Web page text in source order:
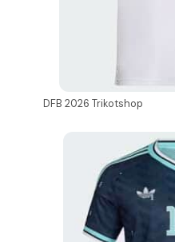
DFB 2026 Trikotshop